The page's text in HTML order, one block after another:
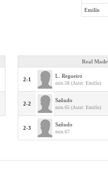
Emilín
Real
2-1
L. Regueiro
min.58 (Asist: Emilín)
2-2
Sañudo
min.65 (Asist: Emilín)
2-3
Sañudo
min.67